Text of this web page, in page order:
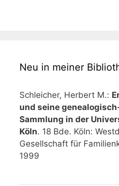
Neu in meiner
Schleicher, Herbert M.:
und seine
Sammlung in der
Köln. 18 Bde. Köln:
Gesellschaft für
1999